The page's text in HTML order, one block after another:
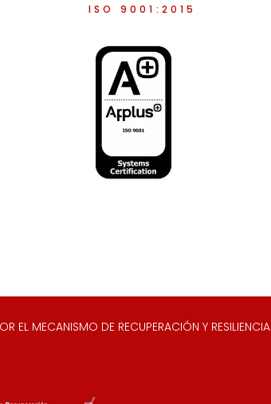
ISO 9001:2015
EL MECANISMO DE RECUPERACIÓN Y RESILIENCIA